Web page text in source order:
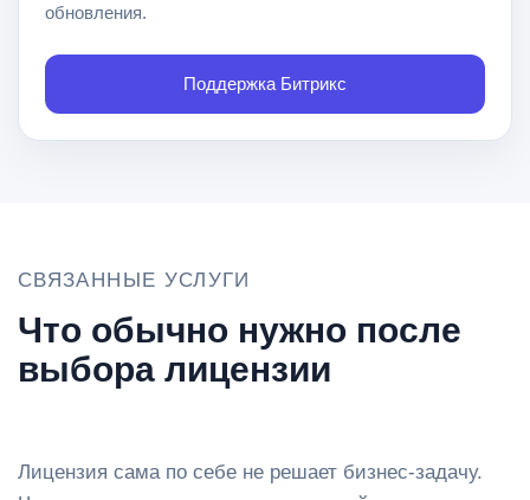
обновления.
Поддержка Битрикс
СВЯЗАННЫЕ УСЛУГИ
Что обычно нужно после
выбора лицензии
Лицензия сама по себе не решает бизнес-задачу.